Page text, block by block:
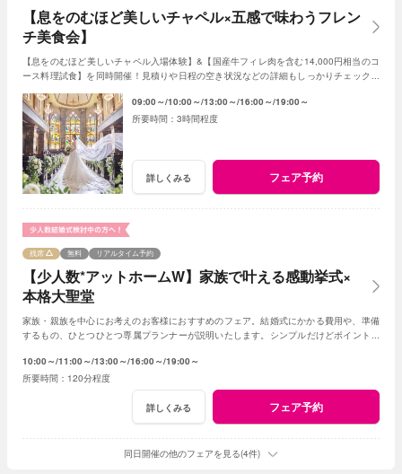
【息をのむほど美しいチャペル×五感で味わうフレン
チ美食会】
【息をのむほど美しいチャペル入場体験】&【国産牛フィレ肉を含む14,000円相当のコ
ース料理試食】を同時開催！見積りや日程の空き状況などの詳細もしっかりチェックで
09:00～ 10:00～ 13:00～ 16:00～ 19:00～
3時間程度
詳しくみる フェア予約
【少人数*アットホームW】家族で叶える感動挙式×
本格大聖堂
残席 無料 リアルタイム予約
家族・親族を中心にお考えのお客様におすすめのフェア。結婚式にかかる費用や、準備
するもの、ひとつひとつ専属プランナーが説明いたします。シンプルだけどポイントを
10:00～ 11:00～ 13:00～ 16:00～ 19:00～
120分程度
詳しくみる フェア予約
同日開催の他のフェアを見る(4件)